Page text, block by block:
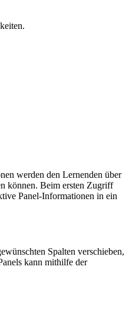
werden den Lernenden über
können. Beim ersten Zugriff
Panel-Informationen in ein
Spalten verschieben,
kann mithilfe der